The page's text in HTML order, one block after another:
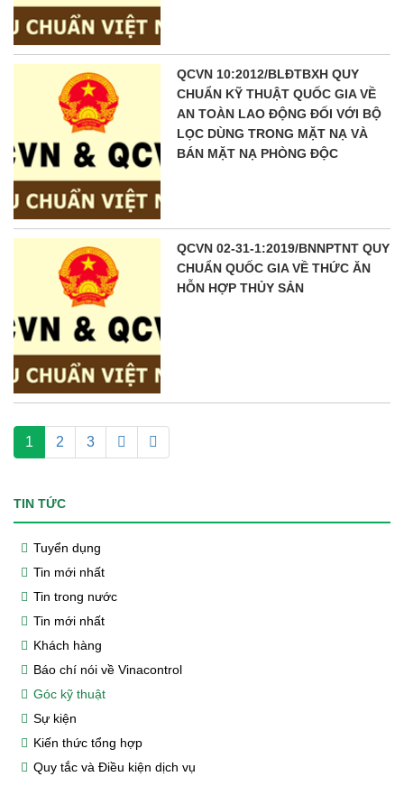
QCVN 10:2012/BLĐTBXH QUY
CHUẨN KỸ THUẬT QUỐC GIA VỀ
AN TOÀN LAO ĐỘNG ĐỐI VỚI BỘ
LỌC DÙNG TRONG MẶT NẠ VÀ
BÁN MẶT NẠ PHÒNG ĐỘC
QCVN 02-31-1:2019/BNNPTNT QUY
CHUẨN QUỐC GIA VỀ THỨC ĂN
HỖN HỢP THỦY SẢN
1 2 3
TIN TỨC
Tuyển dụng
Tin mới nhất
Tin trong nước
Tin mới nhất
Khách hàng
Báo chí nói về Vinacontrol
Góc kỹ thuật
Sự kiện
Kiến thức tổng hợp
Quy tắc và Điều kiện dịch vụ